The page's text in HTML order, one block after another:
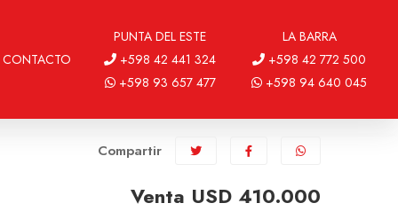
CONTACTO
PUNTA DEL ESTE
+598 42 441 324
+598 93 657 477
LA BARRA
+598 42 772 500
+598 94 640 045
Compartir
Venta USD 410.000